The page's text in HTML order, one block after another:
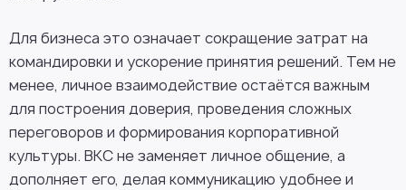
Для бизнеса это означает сокращение затрат на
командировки и ускорение принятия решений. Тем не
менее, личное взаимодействие остаётся важным
для построения доверия, проведения сложных
переговоров и формирования корпоративной
культуры. ВКС не заменяет личное общение, а
дополняет его, делая коммуникацию удобнее и